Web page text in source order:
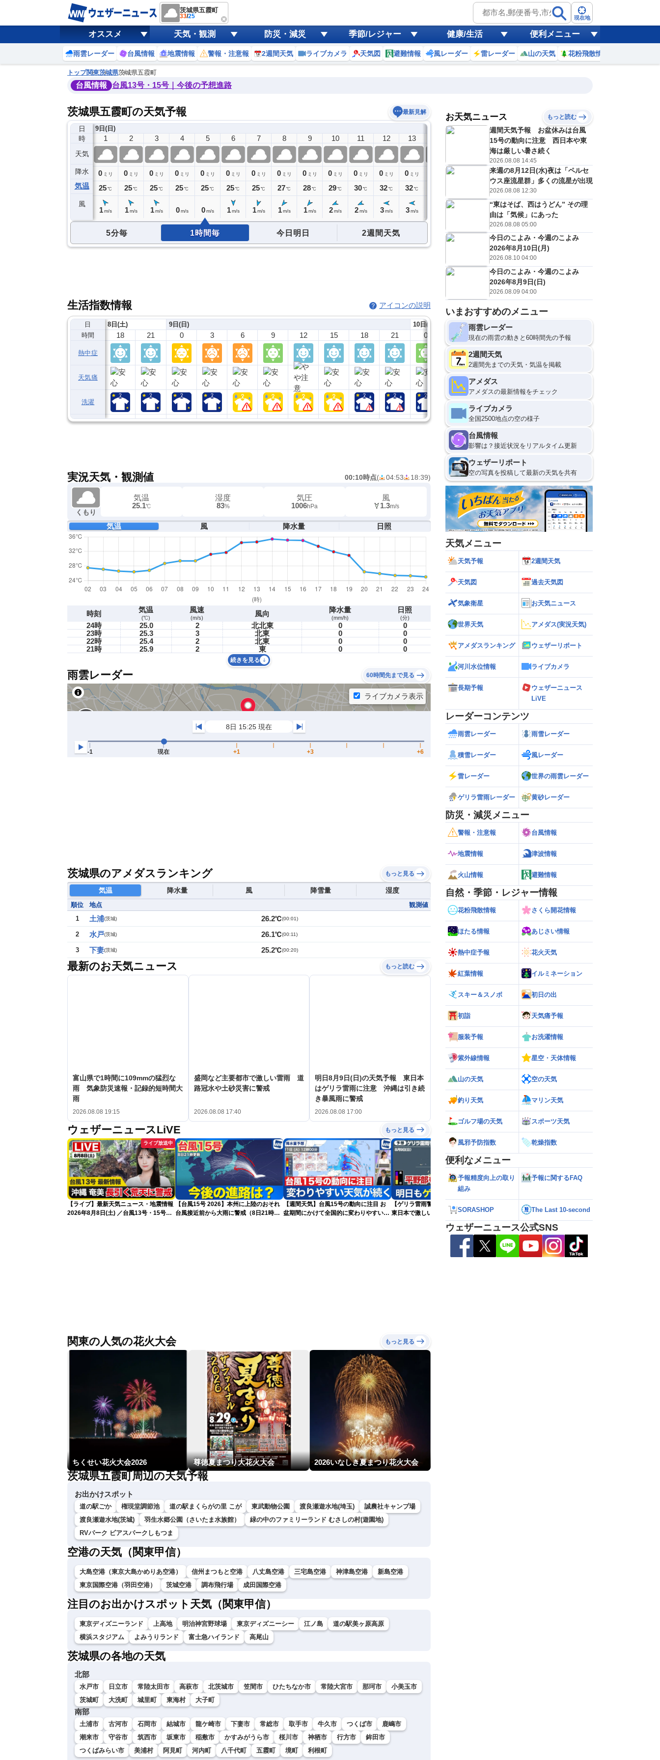
茨城県五霞町
33/25 現在地
オススメ 天気・観測 防災・減災 季節/レジャー 健康/生活 便利メニュー
雨雲レーダー 台風情報 地震情報 警報・注意報 2週間天気 ライブカメラ 天気図 避難情報 風レーダー 雷レーダー 山の天気 花粉飛散情報
トップ関東茨城県茨城県五霞町
台風情報 台風13号・15号｜今後の予想進路
茨城県五霞町の天気予報 最新見解
日
時
天気
降水
気温
風
9日(日)
0
0ミリ
25℃
1
0 ミリ
25℃
1 m/s
2
0 ミリ
25℃
1 m/s
3
0 ミリ
25℃
1 m/s
4
0 ミリ
25℃
0 m/s
5
0 ミリ
25℃
0 m/s
6
0 ミリ
25℃
1 m/s
7
0 ミリ
25℃
1 m/s
8
0 ミリ
27℃
1 m/s
9
0 ミリ
28℃
1 m/s
10
0 ミリ
29℃
2 m/s
11
0 ミリ
30℃
2 m/s
12
0 ミリ
32℃
3 m/s
13
0 ミリ
32℃
3 m/s
16
ミリ
℃
m/s
17
0ミリ
30 ℃
4m/s
18
0ミリ
29
4 m/s
19
0
4
20
0ミリ
3
5分毎 1時間毎 今日明日 2週間天気
生活指数情報 アイコンの説明
日
時間
熱中症
天気痛
洗濯
8日(土)
18 21
9日(日)
0 3 6 9 12 15 18 21
10日(月)
0
実況天気・観測値 00:10時点( 04:53 18:39)
くもり
気温
25.1℃
湿度
83%
気圧
1006hPa
風
1.3m/s
気温 風 降水量 日照
時刻 気温
(℃)
風速
(m/s) 風向 降水量
(mm/h)
日照
(分)
24時 25.0 2 北北東 0
0
23時
25.3 3 北東 0
0
22時
25.4 2 北東 0
0
21時
25.9 2 東 0 0
続きを見る
雨雲レーダー 60時間先まで見る
茨城県のアメダスランキング もっと見る
気温 降水量 風 降雪量 湿度
順位 地点
観測値
1
土浦(茨城) 26.2℃(00:01)
2 水戸(茨城) 26.1℃(00:11)
3 下妻(茨城) 25.2℃(00:20)
最新のお天気ニュース もっと読む
富山県で1時間に109mmの猛烈な
雨 気象防災速報・記録的短時間大
雨
2026.08.08 19:15
盛岡など主要都市で激しい雷雨 道
路冠水や土砂災害に警戒
2026.08.08 17:40
明日8月9日(日)の天気予報 東日本
はゲリラ雷雨に注意 沖縄は引き続
き暴風雨に警戒
2026.08.08 17:00
ウェザーニュースLiVE もっと見る
ライブ放送中
【ライブ】最新天気ニュース・地震情報
2026年8月8日(土) ／台風13号・15号
【台風15号 2026】本州に上陸のおそれ
台風接近前から大雨に警戒（8日21時更
【週間天気】台風15号の動向に注目 お
盆期間にかけて全国的に変わりやすい天
【ゲリラ雷雨警戒】あす9日(日)も東北や
東日本で激しい雷雨のおそれ 午前中から
【台風15号】進路に複雑な変化・東北上
陸の可能性と西日本へ影響拡大の不確実
性
関東の人気の花火大会 もっと見る
ちくせい花火大会2026 尊徳夏まつり大花火大会 2026いなしき夏まつり花火大会
茨城県五霞町周辺の天気予報
お出かけスポット
道の駅ごか 権現堂調節池 道の駅まくらがの里 こが 東武動物公園 渡良瀬遊水地(埼玉)
誠農社キャンプ場
渡良瀬遊水地(茨城)
羽生水郷公園（さいたま水族館）
緑の中のファミリーランド むさしの村(遊園地)
RVパーク ビアスパークしもつま
空港の天気（関東甲信）
大島空港（東京大島かめりあ空港） 信州まつもと空港 八丈島空港 三宅島空港 神津島空港
新島空港
東京国際空港（羽田空港）
茨城空港 調布飛行場 成田国際空港
注目のお出かけスポット天気（関東甲信）
東京ディズニーランド 上高地 明治神宮野球場 東京ディズニーシー 江ノ島
道の駅美ヶ原高原
横浜スタジアム
よみうりランド 富士急ハイランド 高尾山
茨城県の各地の天気
北部
水戸市 日立市 常陸太田市 高萩市 北茨城市 笠間市 ひたちなか市 常陸大宮市 那珂市
小美玉市
茨城町
大洗町 城里町 東海村 大子町
南部
土浦市 古河市 石岡市 結城市 龍ケ崎市 下妻市 常総市 取手市 牛久市 つくば市
鹿嶋市
潮来市
守谷市 筑西市 坂東市 稲敷市 かすみがうら市 桜川市 神栖市 行方市
鉾田市
つくばみらい市
美浦村 阿見町 河内町 八千代町 五霞町 境町 利根町
お天気ニュース もっと読む
週間天気予報 お盆休みは台風
15号の動向に注意 西日本や東
海は厳しい暑さ続く
2026.08.08 14:45
来週の8月12日(水)夜は「ペルセ
ウス座流星群」多くの流星が出現
2026.08.08 12:30
“東はそば、西はうどん” その理
由は「気候」にあった
2026.08.08 05:00
今日のこよみ・今週のこよみ
2026年8月10日(月)
2026.08.10 04:00
今日のこよみ・今週のこよみ
2026年8月9日(日)
2026.08.09 04:00
いまおすすめのメニュー
雨雲レーダー
現在の雨雲の動きと60時間先の予報
2週間天気
2週間先までの天気・気温を掲載
アメダス
アメダスの最新情報をチェック
ライブカメラ
全国2500地点の空の様子
台風情報
影響は？接近状況をリアルタイム更新
ウェザーリポート
空の写真を投稿して最新の天気を共有
天気メニュー
天気予報 2週間天気
天気図 過去天気図
気象衛星 お天気ニュース
世界天気 アメダス(実況天気)
アメダスランキング ウェザーリポート
河川水位情報 ライブカメラ
長期予報
ウェザーニュース
LiVE
レーダーコンテンツ
雨雲レーダー 雨雪レーダー
積雪レーダー 風レーダー
雷レーダー 世界の雨雲レーダー
ゲリラ雷雨レーダー 黄砂レーダー
防災・減災メニュー
警報・注意報 台風情報
地震情報 津波情報
火山情報 避難情報
自然・季節・レジャー情報
花粉飛散情報 さくら開花情報
ほたる情報 あじさい情報
熱中症予報 花火天気
紅葉情報 イルミネーション
スキー＆スノボ 初日の出
初詣 天気痛予報
服装予報 お洗濯情報
紫外線情報 星空・天体情報
山の天気 空の天気
釣り天気 マリン天気
ゴルフ場の天気 スポーツ天気
風邪予防指数 乾燥指数
便利なメニュー
予報精度向上の取り
組み
予報に関するFAQ
SORASHOP The Last 10-second
ウェザーニュース公式SNS